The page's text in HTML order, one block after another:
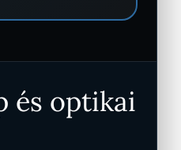
és optikai